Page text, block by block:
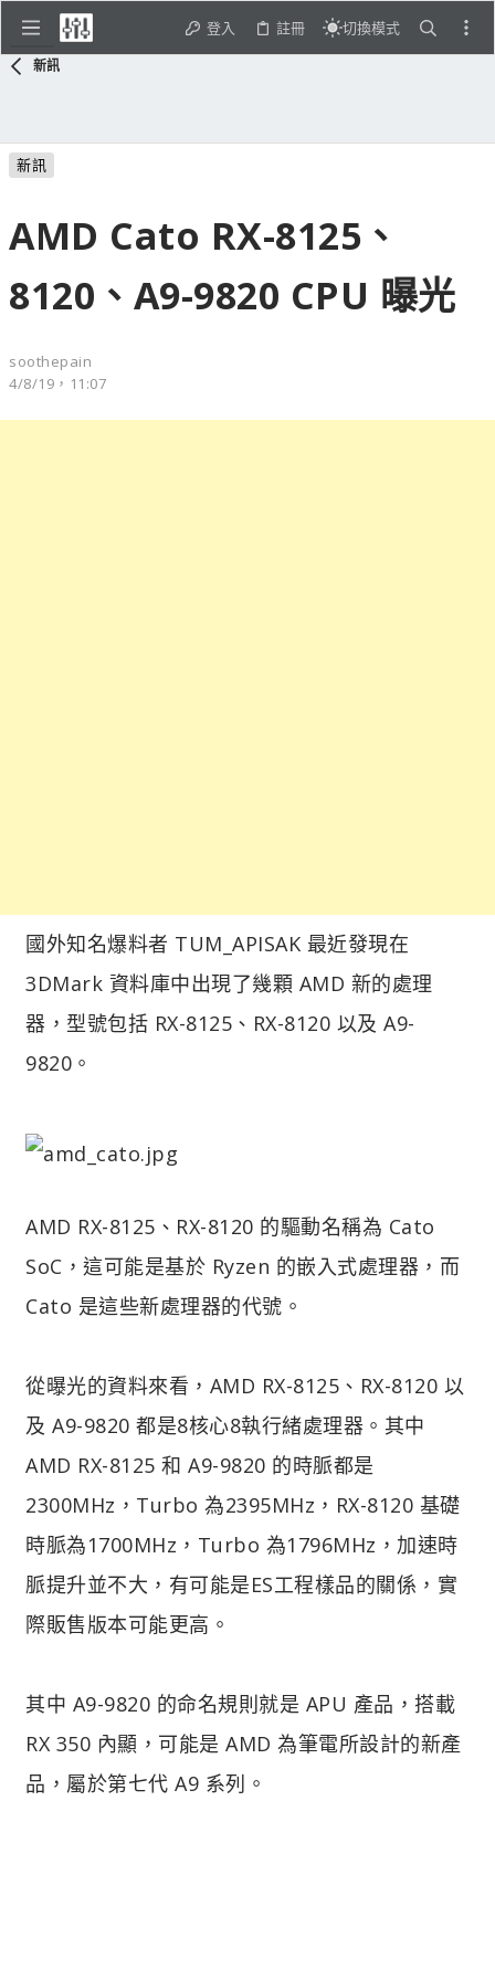
登入 註冊 切換模式
新訊
新訊
AMD Cato RX-8125、
8120、A9-9820 CPU 曝光
soothepain
4/8/19，11:07
國外知名爆料者 TUM_APISAK 最近發現在
3DMark 資料庫中出現了幾顆 AMD 新的處理
器，型號包括 RX-8125、RX-8120 以及 A9-
9820。
AMD RX-8125、RX-8120 的驅動名稱為 Cato
SoC，這可能是基於 Ryzen 的嵌入式處理器，而
Cato 是這些新處理器的代號。
從曝光的資料來看，AMD RX-8125、RX-8120 以
及 A9-9820 都是8核心8執行緒處理器。其中
AMD RX-8125 和 A9-9820 的時脈都是
2300MHz，Turbo 為2395MHz，RX-8120 基礎
時脈為1700MHz，Turbo 為1796MHz，加速時
脈提升並不大，有可能是ES工程樣品的關係，實
際販售版本可能更高。
其中 A9-9820 的命名規則就是 APU 產品，搭載
RX 350 內顯，可能是 AMD 為筆電所設計的新產
品，屬於第七代 A9 系列。